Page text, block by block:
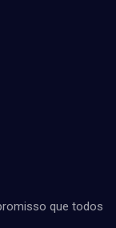
que todos